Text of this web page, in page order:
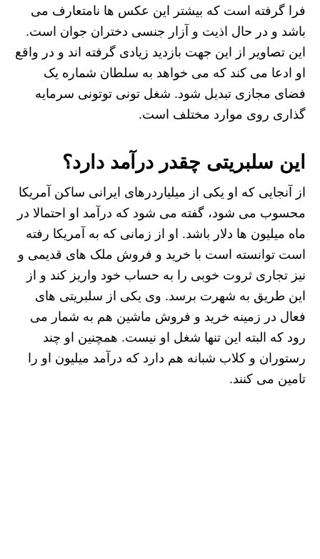
فرا گرفته است که بیشتر این عکس ها نامتعارف می
باشد و در حال اذیت و آزار جنسی دختران جوان است.
این تصاویر از این جهت بازدید زیادی گرفته اند و در واقع
او ادعا می کند که می خواهد به سلطان شماره یک
فضای مجازی تبدیل شود. شغل تونی توتونی سرمایه
گذاری روی موارد مختلف است.
این سلبریتی چقدر درآمد دارد؟
از آنجایی که او یکی از میلیاردرهای ایرانی ساکن آمریکا
محسوب می شود، گفته می شود که درآمد او احتمالا در
ماه میلیون ها دلار باشد. او از زمانی که به آمریکا رفته
است توانسته است با خرید و فروش ملک های قدیمی و
نیز تجاری ثروت خوبی را به حساب خود واریز کند و از
این طریق به شهرت برسد. وی یکی از سلبریتی های
فعال در زمینه خرید و فروش ماشین هم به شمار می
رود که البته این تنها شغل او نیست. همچنین او چند
رستوران و کلاب شبانه هم دارد که درآمد میلیون او را
تامین می کنند.